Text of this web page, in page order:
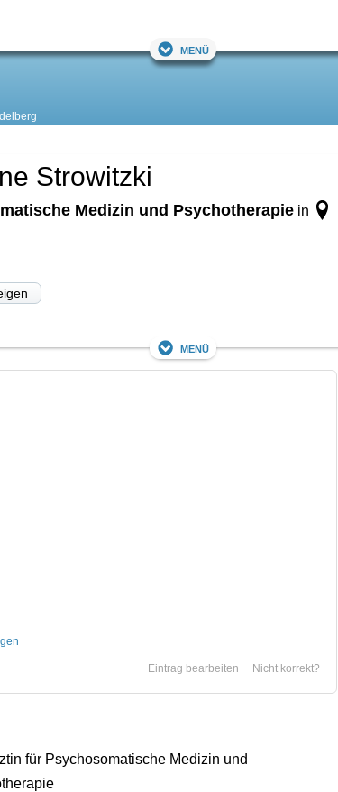
Menü
Strowitzki
Medizin und Psychotherapie in
Menü
Nicht korrekt?
Eintrag bearbeiten
für Psychosomatische Medizin und